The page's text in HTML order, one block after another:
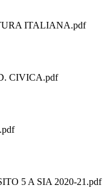
ITALIANA.pdf
CIVICA.pdf
5 A SIA 2020-21.pdf